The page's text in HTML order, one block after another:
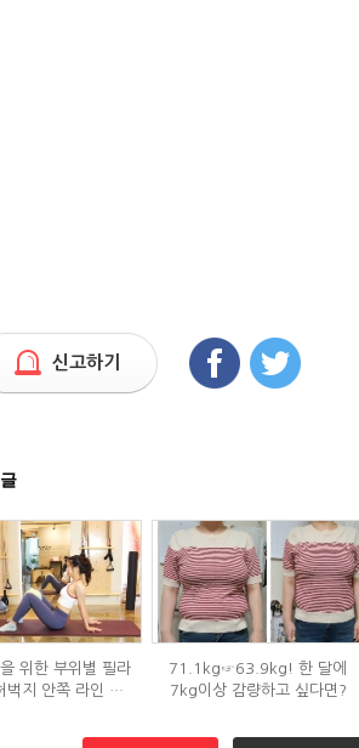
신고하기
위한 부위별 필라
벅지 안쪽 라인 만
71.1kg☞63.9kg! 한 달에
7kg이상 감량하고 싶다면?